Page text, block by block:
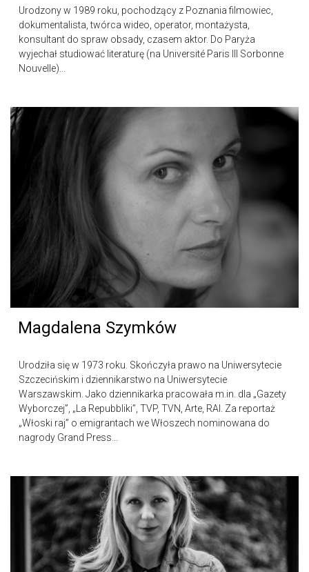
Urodzony w 1989 roku, pochodzący z Poznania filmowiec,
dokumentalista, twórca wideo, operator, montażysta,
konsultant do spraw obsady, czasem aktor. Do Paryża
wyjechał studiować literaturę (na Université Paris III Sorbonne
Nouvelle)...
Magdalena Szymków
Urodziła się w 1973 roku. Skończyła prawo na Uniwersytecie
Szczecińskim i dziennikarstwo na Uniwersytecie
Warszawskim. Jako dziennikarka pracowała m.in. dla „Gazety
Wyborczej”, „La Repubbliki”, TVP, TVN, Arte, RAI. Za reportaż
„Włoski raj” o emigrantach we Włoszech nominowana do
nagrody Grand Press...